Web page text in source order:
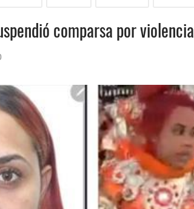
comparsa por violencia